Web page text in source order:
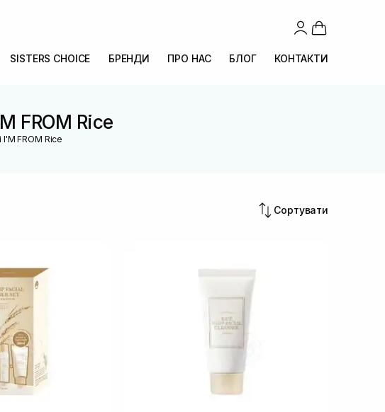
SISTERS CHOICE БРЕНДИ ПРО НАС БЛОГ КОНТАКТИ
FROM Rice
I'M FROM Rice
Сортувати